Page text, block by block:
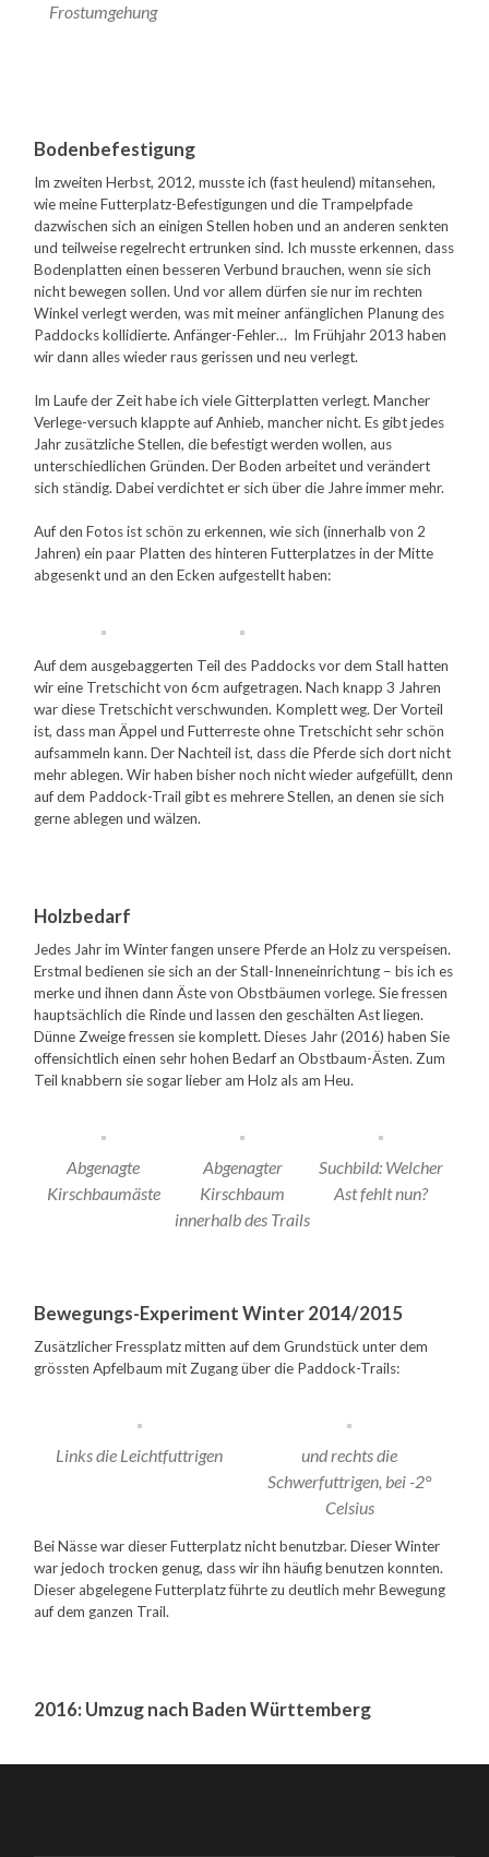
Frostumgehung
Bodenbefestigung
Im zweiten Herbst, 2012, musste ich (fast heulend) mitansehen,
wie meine Futterplatz-Befestigungen und die Trampelpfade
dazwischen sich an einigen Stellen hoben und an anderen senkten
und teilweise regelrecht ertrunken sind. Ich musste erkennen, dass
Bodenplatten einen besseren Verbund brauchen, wenn sie sich
nicht bewegen sollen. Und vor allem dürfen sie nur im rechten
Winkel verlegt werden, was mit meiner anfänglichen Planung des
Paddocks kollidierte. Anfänger-Fehler… Im Frühjahr 2013 haben
wir dann alles wieder raus gerissen und neu verlegt.
Im Laufe der Zeit habe ich viele Gitterplatten verlegt. Mancher
Verlege-versuch klappte auf Anhieb, mancher nicht. Es gibt jedes
Jahr zusätzliche Stellen, die befestigt werden wollen, aus
unterschiedlichen Gründen. Der Boden arbeitet und verändert
sich ständig. Dabei verdichtet er sich über die Jahre immer mehr.
Auf den Fotos ist schön zu erkennen, wie sich (innerhalb von 2
Jahren) ein paar Platten des hinteren Futterplatzes in der Mitte
abgesenkt und an den Ecken aufgestellt haben:
Auf dem ausgebaggerten Teil des Paddocks vor dem Stall hatten
wir eine Tretschicht von 6cm aufgetragen. Nach knapp 3 Jahren
war diese Tretschicht verschwunden. Komplett weg. Der Vorteil
ist, dass man Äppel und Futterreste ohne Tretschicht sehr schön
aufsammeln kann. Der Nachteil ist, dass die Pferde sich dort nicht
mehr ablegen. Wir haben bisher noch nicht wieder aufgefüllt, denn
auf dem Paddock-Trail gibt es mehrere Stellen, an denen sie sich
gerne ablegen und wälzen.
Holzbedarf
Jedes Jahr im Winter fangen unsere Pferde an Holz zu verspeisen.
Erstmal bedienen sie sich an der Stall-Inneneinrichtung – bis ich es
merke und ihnen dann Äste von Obstbäumen vorlege. Sie fressen
hauptsächlich die Rinde und lassen den geschälten Ast liegen.
Dünne Zweige fressen sie komplett. Dieses Jahr (2016) haben Sie
offensichtlich einen sehr hohen Bedarf an Obstbaum-Ästen. Zum
Teil knabbern sie sogar lieber am Holz als am Heu.
Abgenagte
Kirschbaumäste
Abgenagter
Kirschbaum
innerhalb des Trails
Suchbild: Welcher
Ast fehlt nun?
Bewegungs-Experiment Winter 2014/2015
Zusätzlicher Fressplatz mitten auf dem Grundstück unter dem
grössten Apfelbaum mit Zugang über die Paddock-Trails:
Links die Leichtfuttrigen
und rechts die
Schwerfuttrigen, bei -2°
Celsius
Bei Nässe war dieser Futterplatz nicht benutzbar. Dieser Winter
war jedoch trocken genug, dass wir ihn häufig benutzen konnten.
Dieser abgelegene Futterplatz führte zu deutlich mehr Bewegung
auf dem ganzen Trail.
2016: Umzug nach Baden Württemberg